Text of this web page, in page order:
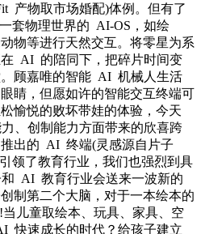
产物取市场婚配)体例。但有了
套物理世界的 AI-OS，如绘
物等进行天然交互。将零星为系
AI 的陪同下，把碎片时间变
顾嘉唯的智能 AI 机械人生活
睛，但愿如许的智能交互终端可
愉悦的败坏带娃的体验，今天
、创制能力方面带来的欣喜跨
出的 AI 终端(灵感源自片子
领了教育行业，我们也强烈到具
AI 教育行业会送来一波新的
制第二个大脑，对于一本绘本的
儿童取绘本、玩具、家具、空
快速成长的时代？给孩子建立